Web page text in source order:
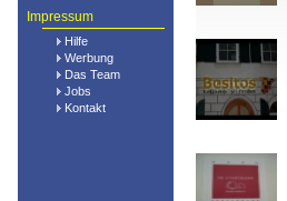
Impressum
Hilfe
Werbung
Das Team
Jobs
Kontakt